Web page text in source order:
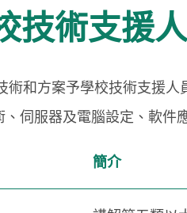
技術支援
和方案予學校技術支援人
伺服器及電腦設定、軟件
簡介